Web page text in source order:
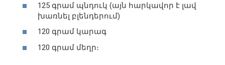
125 գրամ պնդուկ (այն հարկավոր է լավ
խառնել բլենդերում)
120 գրամ կարագ
120 գրամ մեղր։